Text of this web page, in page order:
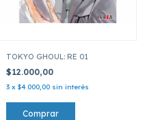
TOKYO GHOUL: RE 01
$12.000,00
3 x $4.000,00 sin interés